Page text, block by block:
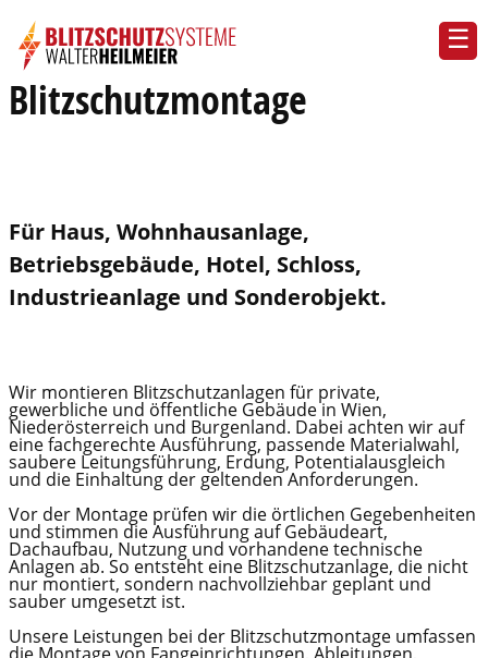
Blitzschutzmontage
Für Haus, Wohnhausanlage,
Betriebsgebäude, Hotel, Schloss,
Industrieanlage und Sonderobjekt.
Wir montieren Blitzschutzanlagen für private,
gewerbliche und öffentliche Gebäude in Wien,
Niederösterreich und Burgenland. Dabei achten wir auf
eine fachgerechte Ausführung, passende Materialwahl,
saubere Leitungsführung, Erdung, Potentialausgleich
und die Einhaltung der geltenden Anforderungen.
Vor der Montage prüfen wir die örtlichen Gegebenheiten
und stimmen die Ausführung auf Gebäudeart,
Dachaufbau, Nutzung und vorhandene technische
Anlagen ab. So entsteht eine Blitzschutzanlage, die nicht
nur montiert, sondern nachvollziehbar geplant und
sauber umgesetzt ist.
Unsere Leistungen bei der Blitzschutzmontage umfassen